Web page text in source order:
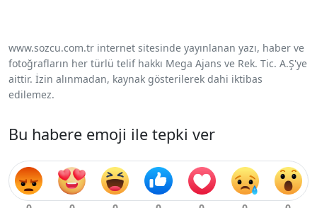
www.sozcu.com.tr internet sitesinde yayınlanan yazı, haber ve
fotoğrafların her türlü telif hakkı Mega Ajans ve Rek. Tic. A.Ş'ye
aittir. İzin alınmadan, kaynak gösterilerek dahi iktibas
edilemez.
Bu habere emoji ile tepki ver